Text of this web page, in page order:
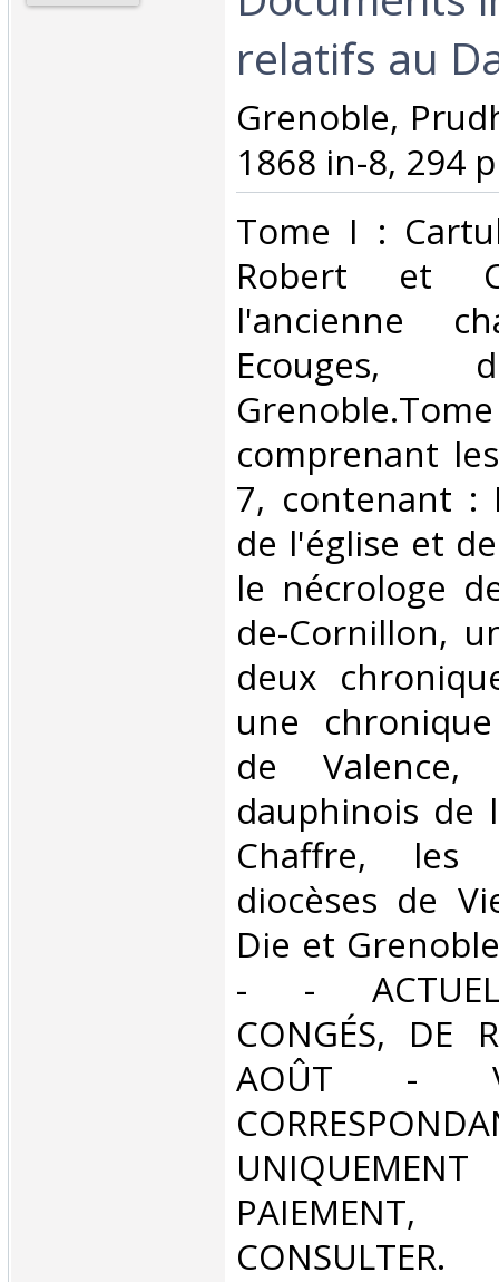
relatifs au
‎Grenoble,
1868 in-8, 294
‎Tome I :
Robert et
l'ancienne
Ecouges,
comprenant
7, contenant :
de l'église et
le nécrologe
de-Cornillon,
deux
une
de Valence,
dauphinois de
Chaffre, les
diocèses de
Die et
- -
CONGÉS, DE
AOÛT -
CONSULTER.‎